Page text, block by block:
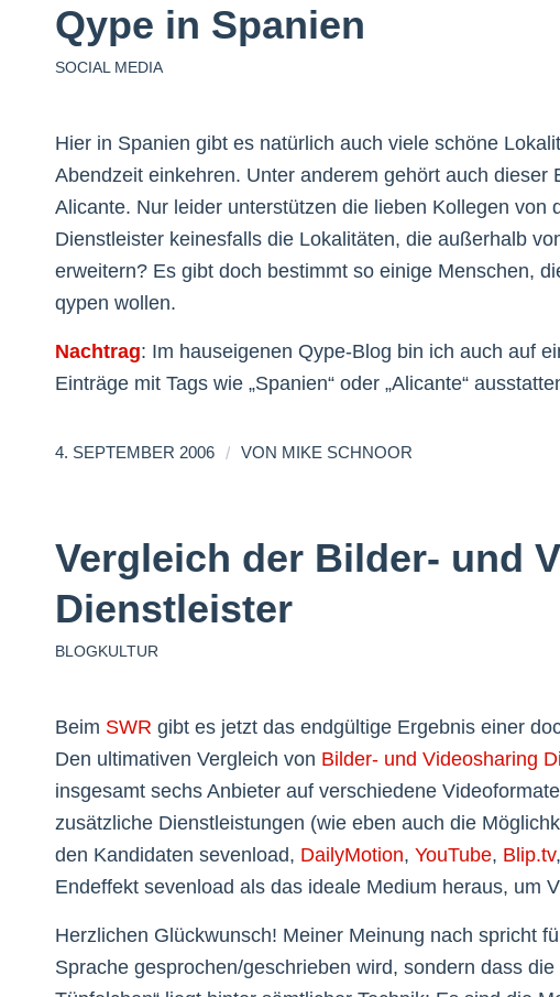
Qype in Spanien
SOCIAL MEDIA
Hier in Spanien gibt es natürlich auch viele schöne
Abendzeit einkehren. Unter anderem gehört auch dieser
Alicante. Nur leider unterstützen die lieben Kollegen von
Dienstleister keinesfalls die Lokalitäten, die außerhalb
erweitern? Es gibt doch bestimmt so einige Menschen,
qypen wollen.
Nachtrag: Im hauseigenen Qype-Blog bin ich auch auf
Einträge mit Tags wie „Spanien“ oder „Alicante“
4. SEPTEMBER 2006 / VON MIKE SCHNOOR
Vergleich der Bilder- und
Dienstleister
BLOGKULTUR
Beim SWR gibt es jetzt das endgültige Ergebnis einer
Den ultimativen Vergleich von Bilder- und Videosharing
insgesamt sechs Anbieter auf verschiedene
zusätzliche Dienstleistungen (wie eben auch die
den Kandidaten sevenload, DailyMotion, YouTube, Blip.tv,
Endeffekt sevenload als das ideale Medium heraus, um
Herzlichen Glückwunsch! Meiner Meinung nach spricht
Sprache gesprochen/geschrieben wird, sondern dass